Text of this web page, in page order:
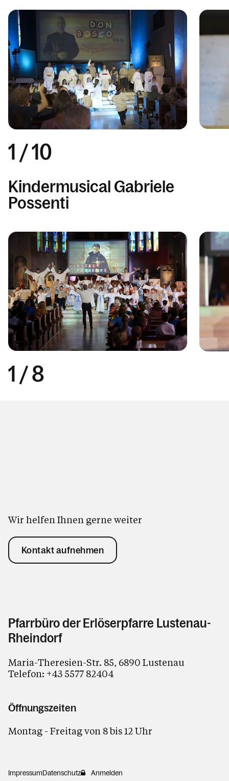
Personen
Kontakt
1 /10
Kindermusical Gabriele
Possenti
1 /8
Wir helfen Ihnen gerne weiter
Kontakt aufnehmen
Pfarrbüro der Erlöserpfarre Lustenau-
Rheindorf
Maria-Theresien-Str. 85, 6890 Lustenau
Telefon: +43 5577 82404
Öffnungszeiten
Montag - Freitag von 8 bis 12 Uhr
ImpressumDatenschutz Anmelden